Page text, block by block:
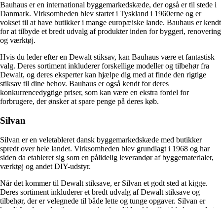
Bauhaus er en international byggemarkedskæde, der også er til stede i
Danmark. Virksomheden blev startet i Tyskland i 1960erne og er
vokset til at have butikker i mange europæiske lande. Bauhaus er kendt
for at tilbyde et bredt udvalg af produkter inden for byggeri, renovering
og værktøj.
Hvis du leder efter en Dewalt stiksav, kan Bauhaus være et fantastisk
valg. Deres sortiment inkluderer forskellige modeller og tilbehør fra
Dewalt, og deres eksperter kan hjælpe dig med at finde den rigtige
stiksav til dine behov. Bauhaus er også kendt for deres
konkurrencedygtige priser, som kan være en ekstra fordel for
forbrugere, der ønsker at spare penge på deres køb.
Silvan
Silvan er en veletableret dansk byggemarkedskæde med butikker
spredt over hele landet. Virksomheden blev grundlagt i 1968 og har
siden da etableret sig som en pålidelig leverandør af byggematerialer,
værktøj og andet DIY-udstyr.
Når det kommer til Dewalt stiksave, er Silvan et godt sted at kigge.
Deres sortiment inkluderer et bredt udvalg af Dewalt stiksave og
tilbehør, der er velegnede til både lette og tunge opgaver. Silvan er